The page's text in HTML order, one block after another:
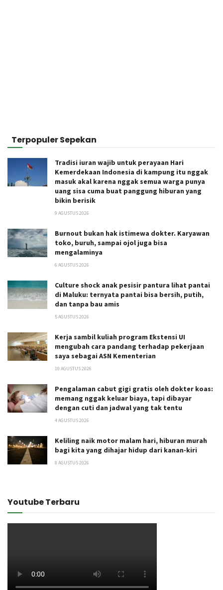
Terpopuler Sepekan
Tradisi iuran wajib untuk perayaan Hari
Kemerdekaan Indonesia di kampung itu nggak
masuk akal karena nggak semua warga punya
uang sisa cuma buat panggung hiburan yang
bikin berisik
9 AGUSTUS 2026
Burnout bukan hak istimewa dokter. Karyawan
toko, buruh, sampai ojol juga bisa
mengalaminya
6 AGUSTUS 2026
Culture shock anak pesisir pantura lihat pantai
di Maluku: ternyata pantai bisa bersih, putih,
dan tanpa bau amis
5 AGUSTUS 2026
Kerja sambil kuliah program Ekstensi UI
mengubah cara pandang terhadap pekerjaan
saya sebagai ASN Kementerian
10 AGUSTUS 2026
Pengalaman cabut gigi gratis oleh dokter koas:
memang nggak keluar biaya, tapi dibayar
dengan cuti dan jadwal yang tak tentu
4 AGUSTUS 2026
Keliling naik motor malam hari, hiburan murah
bagi kita yang dihajar hidup dari kanan-kiri
8 AGUSTUS 2026
Youtube Terbaru